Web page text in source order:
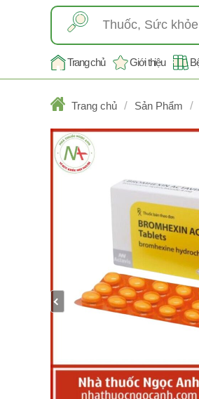
kiếm:
Trang chủ Giới thiệu
Trang chủ / Sản Phẩm /